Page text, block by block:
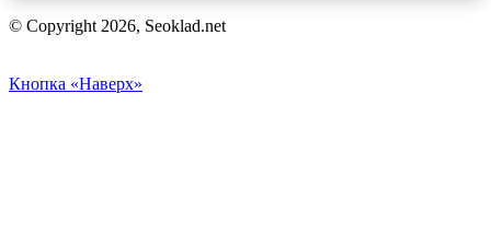
© Copyright 2026, Seoklad.net
Кнопка «Наверх»